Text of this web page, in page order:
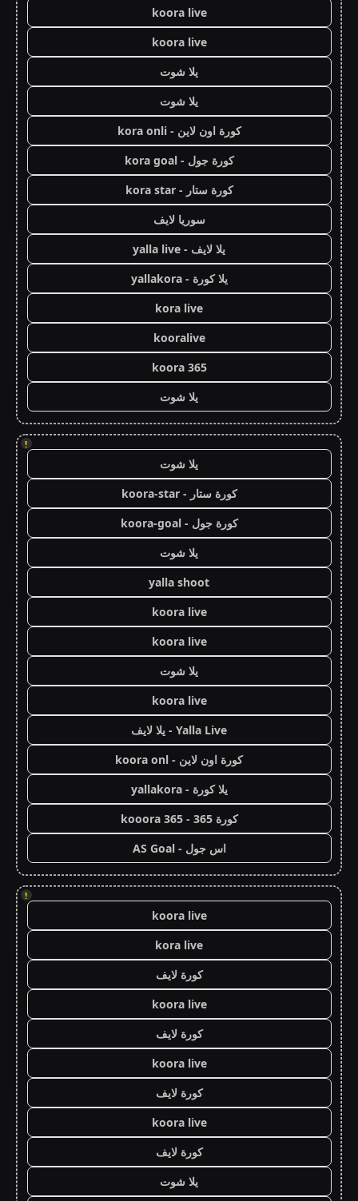
koora live
koora live
يلا شوت
يلا شوت
كورة اون لاين - kora onli
كورة جول - kora goal
كورة ستار - kora star
سوريا لايف
يلا لايف - yalla live
يلا كورة - yallakora
kora live
kooralive
koora 365
يلا شوت
!
يلا شوت
كورة ستار - koora-star
كورة جول - koora-goal
يلا شوت
yalla shoot
koora live
koora live
يلا شوت
koora live
Yalla Live - يلا لايف
كورة اون لاين - koora onl
يلا كورة - yallakora
كورة 365 - kooora 365
اس جول - AS Goal
!
koora live
kora live
كورة لايف
koora live
كورة لايف
koora live
كورة لايف
koora live
كورة لايف
يلا شوت